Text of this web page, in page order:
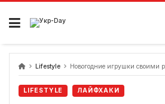
перейти
содержанию
Lifestyle Новогодние игрушки своими
LIFESTYLE ЛАЙФХАКИ